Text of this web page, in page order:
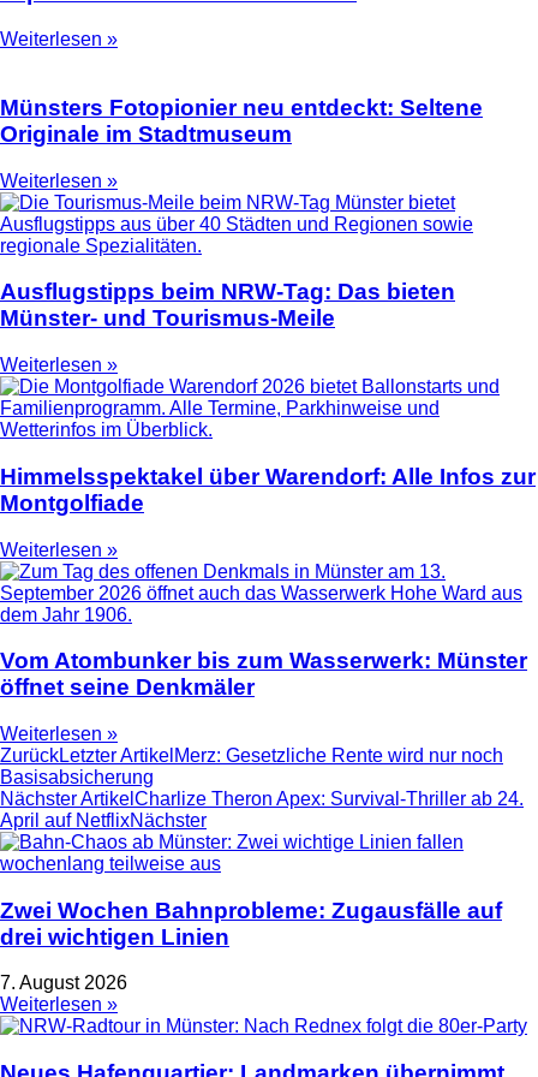
Weiterlesen »
Münsters Fotopionier neu entdeckt: Seltene
Originale im Stadtmuseum
Weiterlesen »
Ausflugstipps beim NRW-Tag: Das bieten
Münster- und Tourismus-Meile
Weiterlesen »
Himmelsspektakel über Warendorf: Alle Infos zur
Montgolfiade
Weiterlesen »
Vom Atombunker bis zum Wasserwerk: Münster
öffnet seine Denkmäler
Weiterlesen »
ZurückLetzter Artikel Merz: Gesetzliche Rente wird nur noch
Basisabsicherung
Nächster Artikel Charlize Theron Apex: Survival-Thriller ab 24.
April auf NetflixNächster
Zwei Wochen Bahnprobleme: Zugausfälle auf
drei wichtigen Linien
7. August 2026
Weiterlesen »